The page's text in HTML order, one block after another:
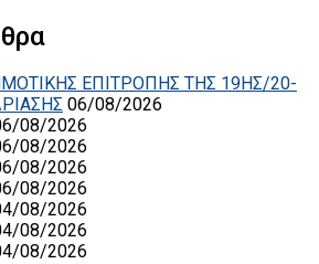
ΕΠΙΤΡΟΠΗΣ ΤΗΣ 19ΗΣ/20-
06/08/2026
08/2026
08/2026
08/2026
08/2026
08/2026
08/2026
08/2026